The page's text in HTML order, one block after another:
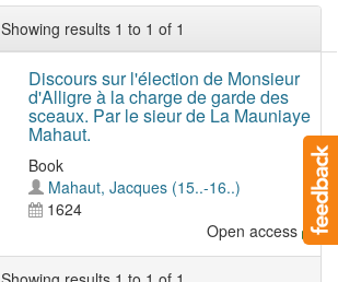
Showing results 1 to 1 of 1
Discours sur l'élection de Monsieur
d'Alligre à la charge de garde des
sceaux. Par le sieur de La Mauniaye
Mahaut.
Book
Mahaut, Jacques (15..-16..)
1624
Open access